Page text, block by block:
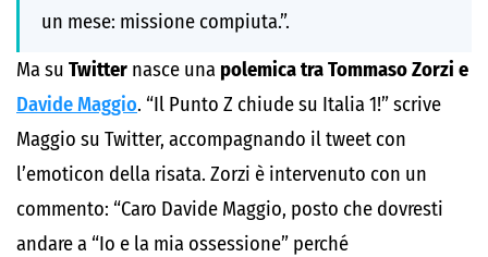
un mese: missione compiuta.”.
Ma su Twitter nasce una polemica tra Tommaso Zorzi e
Davide Maggio. “Il Punto Z chiude su Italia 1!” scrive
Maggio su Twitter, accompagnando il tweet con
l’emoticon della risata. Zorzi è intervenuto con un
commento: “Caro Davide Maggio, posto che dovresti
andare a “Io e la mia ossessione” perché